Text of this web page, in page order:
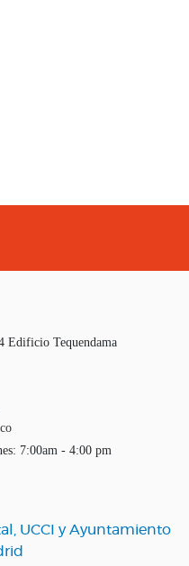
Edificio Tequendama
7:00am - 4:00 pm